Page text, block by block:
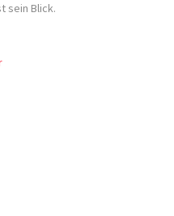
sein Blick.